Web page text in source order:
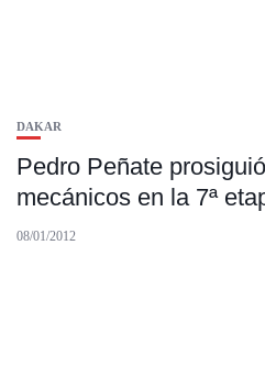
DAKAR
Pedro Peñate
mecánicos en la 7ª
08/01/2012